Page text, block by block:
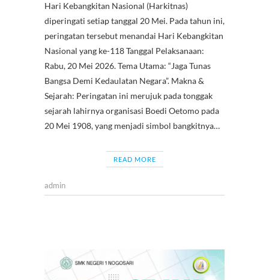
e
b
o
o
k
itt
er
at
s
A
p
p
er
es
t
e e
gr
a
m
C
h
Hari Kebangkitan Nasional (Harkitnas)
diperingati setiap tanggal 20 Mei. Pada tahun ini,
peringatan tersebut menandai Hari Kebangkitan
Nasional yang ke-118 Tanggal Pelaksanaan:
Rabu, 20 Mei 2026. Tema Utama: “Jaga Tunas
Bangsa Demi Kedaulatan Negara”. Makna &
Sejarah: Peringatan ini merujuk pada tonggak
sejarah lahirnya organisasi Boedi Oetomo pada
20 Mei 1908, yang menjadi simbol bangkitnya…
READ MORE
admin